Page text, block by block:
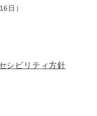
日
シビリティ方針